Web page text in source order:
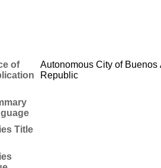
of
Autonomous City of
Republic
Title